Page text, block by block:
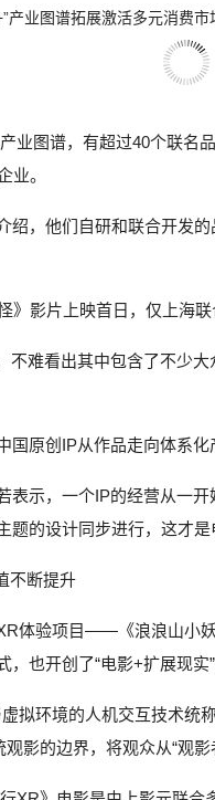
业图谱，有超过40个联
业。
绍，他们自研和联合开发
》影片上映首日，仅上海
不难看出其中包含了不少
原创IP从作品走向体系化
表示，一个IP的经营从一
的设计同步进行，这才
不断提升
体验项目——《浪浪山小
也开创了“电影+扩展现实”
拟环境的人机交互技术统
影的边界，将观众从“观影